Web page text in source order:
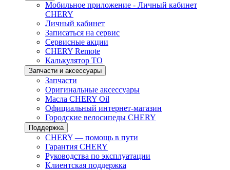
Мобильное приложение - Личный кабинет
CHERY
Личный кабинет
Записаться на сервис
Сервисные акции
CHERY Remote
Калькулятор ТО
Запчасти и аксессуары
Запчасти
Оригинальные аксессуары
Масла CHERY Oil
Официальный интернет-магазин
Городские велосипеды CHERY
Поддержка
CHERY — помощь в пути
Гарантия CHERY
Руководства по эксплуатации
Клиентская поддержка